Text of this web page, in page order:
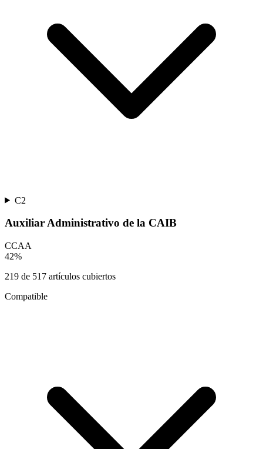
C2
Auxiliar Administrativo de la CAIB
CCAA
42%
219 de 517 artículos cubiertos
Compatible